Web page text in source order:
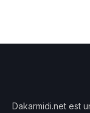
Dakarmidi.net est